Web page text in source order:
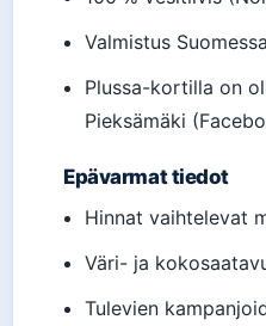
Valmistus
Plussa-kortilla on
Pieksämäki
Epävarmat tiedot
Hinnat vaihtelevat
Väri- ja
Tulevien